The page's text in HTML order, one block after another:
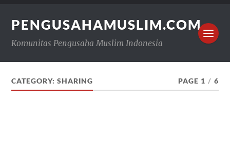
PENGUSAHAMUSLIM.COM
Komunitas Pengusaha Muslim Indonesia
CATEGORY:SHARING PAGE 1 / 6